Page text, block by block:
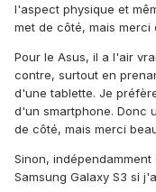
l'aspect physique et
met de côté, mais merci
Pour le Asus, il a l'air
contre, surtout en
d'une tablette. Je
d'un smartphone. Donc
de côté, mais merci
Sinon,
Samsung Galaxy S3 si